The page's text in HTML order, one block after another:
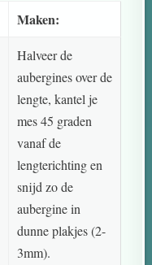
Maken:
Halveer de
aubergines over de
lengte, kantel je
mes 45 graden
vanaf de
lengterichting en
snijd zo de
aubergine in
dunne plakjes (2-
3mm).